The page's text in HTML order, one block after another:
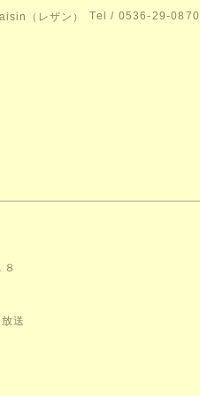
（レザン） Tel / 0536-29-0870
放送